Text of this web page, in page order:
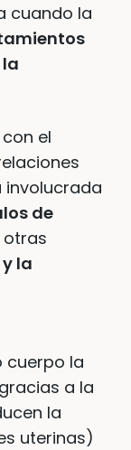
cuando la
el
involucrada
de
otras
la
cuerpo la
a la
la
uterinas)